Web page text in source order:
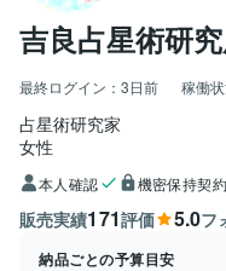
吉良占星術研
最終ログイン： 3日前 稼働
占星術研究家
女性
本人確認 機密保持契
販売実績171評価 5.0フ
納品ごとの予算目安